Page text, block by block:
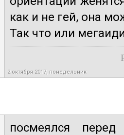
как и не гей, она
Так что или
2 октября 2017, понедельник
посмеялся